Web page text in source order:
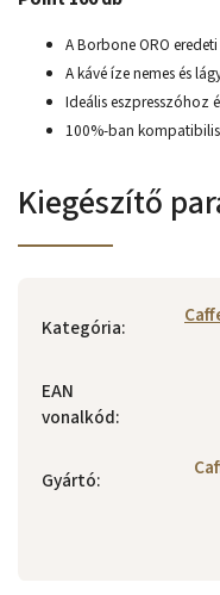
A Borbone ORO
A kávé íze nemes és
Ideális eszpresszóhoz
100%-ban
Kiegészítő
Kategória:
EAN
vonalkód:
Gyártó: